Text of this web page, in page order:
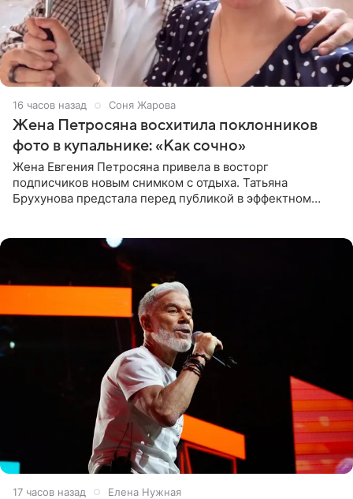
16 часов назад Соня Жарова
Жена Петросяна восхитила поклонников
фото в купальнике: «Как сочно»
Жена Евгения Петросяна привела в восторг
подписчиков новым снимком с отдыха. Татьяна
Брухунова предстала перед публикой в эффектном
17 часов назад Елена Нужная